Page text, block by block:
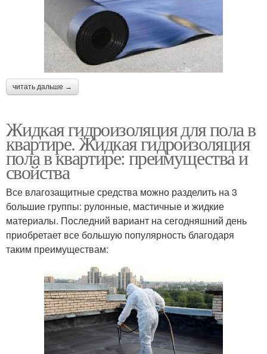
читать дальше →
Жидкая гидроизоляция для пола в
квартире. Жидкая гидроизоляция
пола в квартире: преимущества и
свойства
Все влагозащитные средства можно разделить на 3
большие группы: рулонные, мастичные и жидкие
материалы. Последний вариант на сегодняшний день
приобретает все большую популярность благодаря
таким преимуществам: